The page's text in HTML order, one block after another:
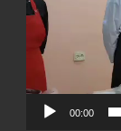
00:00